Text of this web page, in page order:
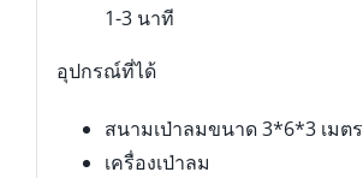
1-3 นาที
อุปกรณ์ที่ได้
สนามเป่าลมขนาด 3*6*3 เมตร
เครื่องเป่าลม